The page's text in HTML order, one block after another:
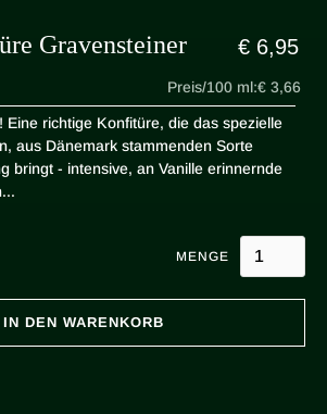
Gravensteiner € 6,95
Preis/100 ml:€ 3,66
Eine richtige Konfitüre, die das spezielle
aus Dänemark stammenden Sorte
bringt - intensive, an Vanille erinnernde
MENGE